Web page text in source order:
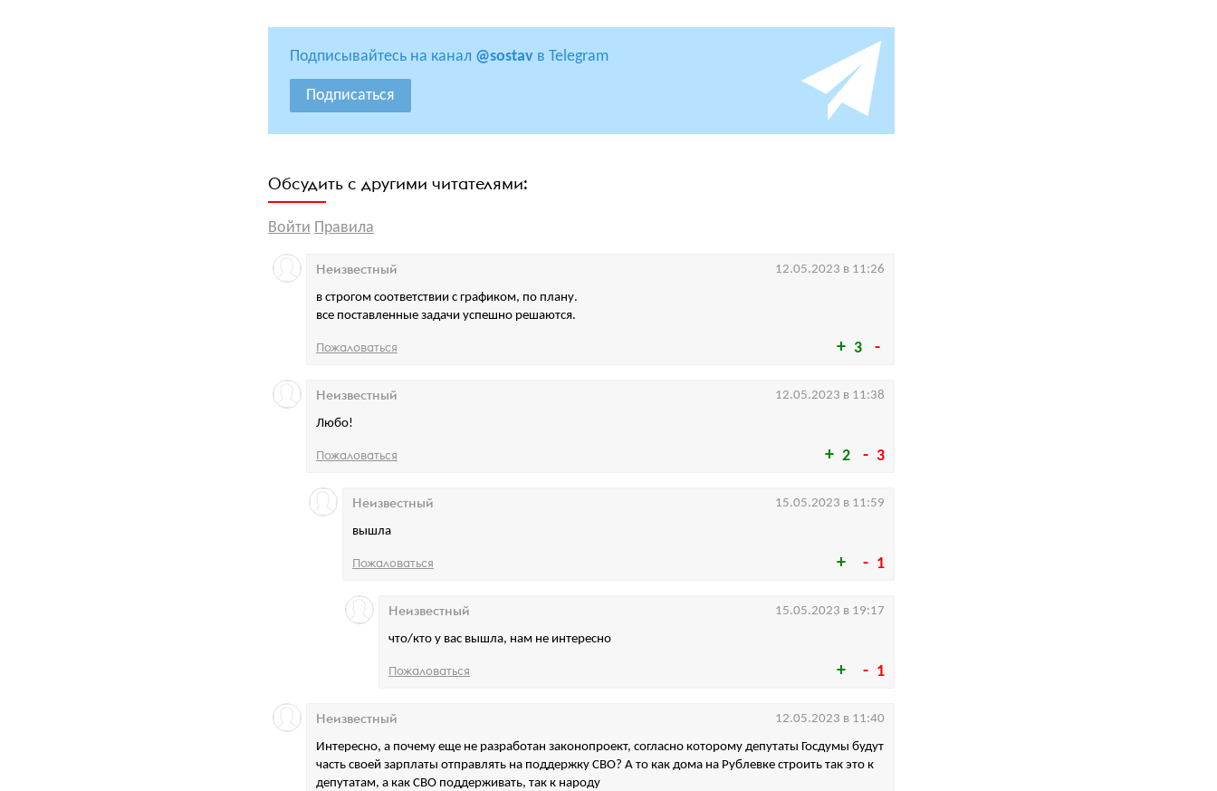
Подписывайтесь на канал @sostav в Telegram
Подписаться
Обсудить с другими читателями:
Войти Правила
3
в строгом соответствии с графиком, по плану.
все поставленные задачи успешно решаются.
Неизвестный 12.05.2023 в 11:26
Пожаловаться
2 3
Любо!
Неизвестный 12.05.2023 в 11:38
Пожаловаться
1
вышла
Неизвестный 15.05.2023 в 11:59
Пожаловаться
1
что/кто у вас вышла, нам не интересно
Неизвестный 15.05.2023 в 19:17
Пожаловаться
Интересно, а почему еще не разработан законопроект, согласно которому депутаты Госдумы будут
часть своей зарплаты отправлять на поддержку СВО? А то как дома на Рублевке строить так это к
депутатам, а как СВО поддерживать, так к народу
Неизвестный 12.05.2023 в 11:40